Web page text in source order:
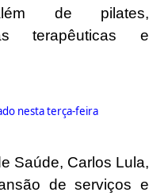
de pilates,
terapêuticas e
nesta terça-feira
Saúde, Carlos Lula,
de serviços e